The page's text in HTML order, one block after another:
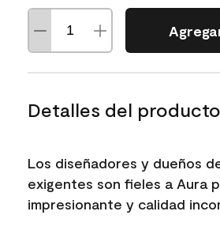
Detalles del producto
Los diseñadores y dueños
exigentes son fieles a Aura
impresionante y calidad